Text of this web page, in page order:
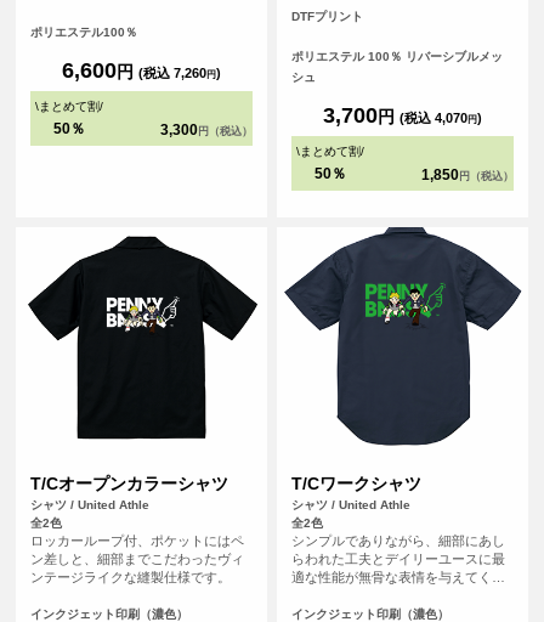
ポリエステル100％を使用し、吸汗速
でもさらりとした着用感を実現。 ※
お客様の閲覧環境により、商品の色
が実際と異なって見える場合がござ
ポリエステル100％
6,600円 (税込 7,260円)
\まとめて割/
50％ 3,300 円（税込）
ルもしやすく様々なシーンで活躍で
な印象と、ドライシリーズ特有のキ
レイな発色も特長です。充実のサイ
ベントアイテムにも最適な1枚です。
世界に1つだけの自分たちのオリジナ
ルのユニフォームを簡単に作成でき
ます！
DTFプリント
ポリエステル 100％ リバーシブルメッ
シュ
3,700円 (税込 4,070円)
\まとめて割/
50％ 1,850 円（税込）
T/Cオープンカラーシャツ
シャツ / United Athle
全2色
ロッカーループ付、ポケットにはペ
ン差しと、細部までこだわったヴィ
ンテージライクな縫製仕様です。
インクジェット印刷（濃色）
T/Cワークシャツ
シャツ / United Athle
全2色
シンプルでありながら、細部にあし
らわれた工夫とデイリーユースに最
適な性能が無骨な表情を与えてくれ
インクジェット印刷（濃色）